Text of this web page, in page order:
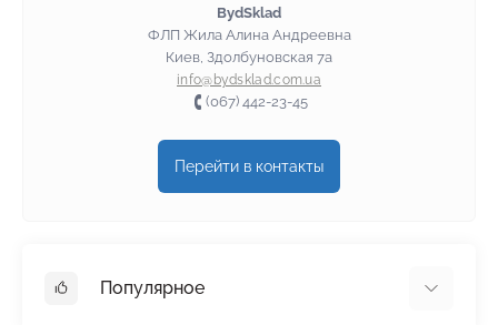
Серпянка стекловолокнистая лента
BydSklad
ФЛП Жила Алина Андреевна
Киев, Здолбуновская 7а
info@bydsklad.com.ua
(067) 442-23-45
Перейти в контакты
Популярное